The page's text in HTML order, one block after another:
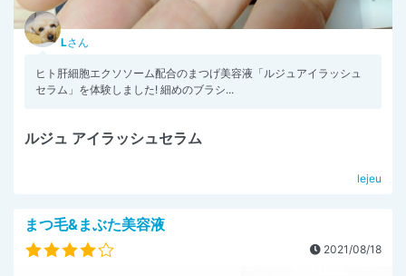
Lさん
ヒト肝細胞エクソソーム配合のまつげ美容液「ルジュアイラッシュ
セラム」を体験しました! 細めのブラシ...
ルジュ アイラッシュセラム
lejeu
まつ毛&まぶた美容液
2021/08/18